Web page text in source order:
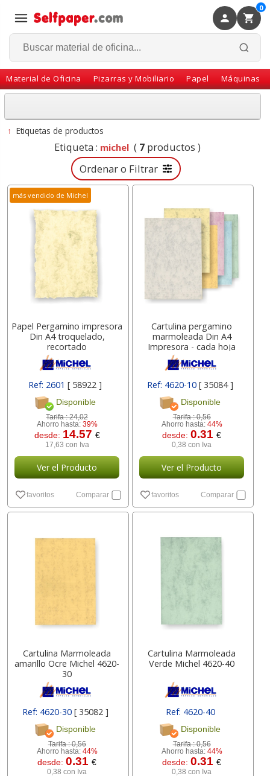
0
Material de Oficina Pizarras y Mobiliario Papel Máquinas
Volver
↑Etiquetas de productos
Etiqueta : michel ( 7productos )
Ordenar o Filtrar
más vendido de Michel
Papel Pergamino impresora
Din A4 troquelado,
recortado
Ref: 2601[ 58922 ]
Disponible
Tarifa :24,02
Ahorro hasta: 39%
desde: 14.57 €
17,63 con Iva
Ver el Producto
favoritos Comparar
Cartulina pergamino
marmoleada Din A4
Impresora - cada hoja
Ref: 4620-10 [ 35084 ]
Disponible
Tarifa :0,56
Ahorro hasta: 44%
desde:0.31€
0,38 con Iva
Ver el Producto
favoritos Comparar
Cartulina Marmoleada
amarillo Ocre Michel 4620-
30
Ref: 4620-30 [ 35082 ]
Disponible
Tarifa :0,56
Ahorro hasta: 44%
desde:0.31€
0,38 con Iva
Cartulina Marmoleada
Verde Michel 4620-40
Ref: 4620-40
Disponible
Tarifa :0,56
Ahorro hasta: 44%
desde:0.31€
0,38 con Iva